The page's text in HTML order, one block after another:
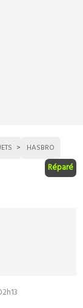
HASBRO
Réparé